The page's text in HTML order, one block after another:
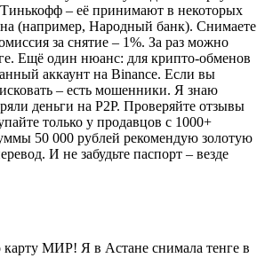
– её принимают в некоторых
(например, Народный банк). Снимаете
за снятие – 1%. За раз можно
Ещё один нюанс: для крипто-обменов
аккаунт на Binance. Если вы
– есть мошенники. Я знаю
деньги на P2P. Проверяйте отзывы
только у продавцов с 1000+
50 000 рублей рекомендую золотую
И не забудьте паспорт – везде
МИР! Я в Астане снимала тенге в